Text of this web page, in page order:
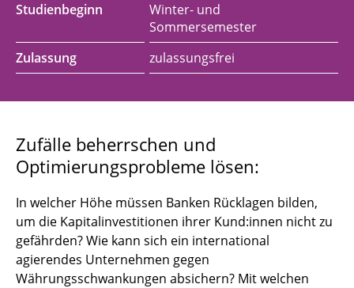
Studienbeginn
Winter- und
Sommersemester
Zulassung
zulassungsfrei
Zufälle beherrschen und
Optimierungsprobleme lösen:
In welcher Höhe müssen Banken Rücklagen bilden,
um die Kapitalinvestitionen ihrer Kund:innen nicht zu
gefährden? Wie kann sich ein international
agierendes Unternehmen gegen
Währungsschwankungen absichern? Mit welchen